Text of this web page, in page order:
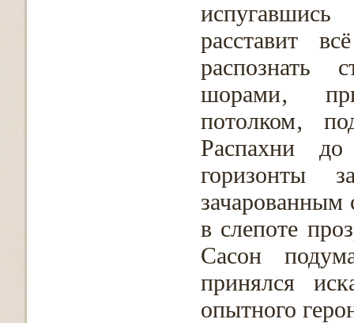
испугавшись
расставит
распознать
шорами‚
потолком‚
Распахни до
горизонты
зачарованным
в слепоте
Сасон
принялся
опытного